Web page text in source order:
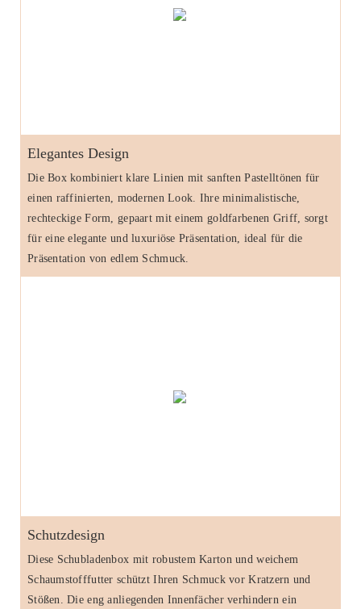
Elegantes Design
Die Box kombiniert klare Linien mit sanften Pastelltönen für
einen raffinierten, modernen Look. Ihre minimalistische,
rechteckige Form, gepaart mit einem goldfarbenen Griff, sorgt
für eine elegante und luxuriöse Präsentation, ideal für die
Präsentation von edlem Schmuck.
Schutzdesign
Diese Schubladenbox mit robustem Karton und weichem
Schaumstofffutter schützt Ihren Schmuck vor Kratzern und
Stößen. Die eng anliegenden Innenfächer verhindern ein